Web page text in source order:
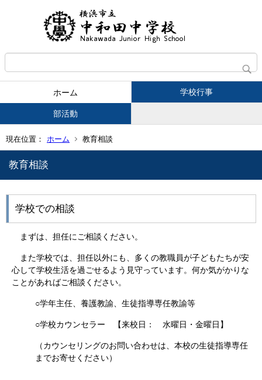
ホーム 学校行事
部活動
現在位置： ホーム 教育相談
教育相談
学校での相談
まずは、担任にご相談ください。
また学校では、担任以外にも、多くの教職員が子どもたちが安
心して学校生活を過ごせるよう見守っています。何か気がかりな
ことがあればご相談ください。
○学年主任、養護教諭、生徒指導専任教諭等
○学校カウンセラー 【来校日： 水曜日・金曜日】
（カウンセリングのお問い合わせは、本校の生徒指導専任
までお寄せください）